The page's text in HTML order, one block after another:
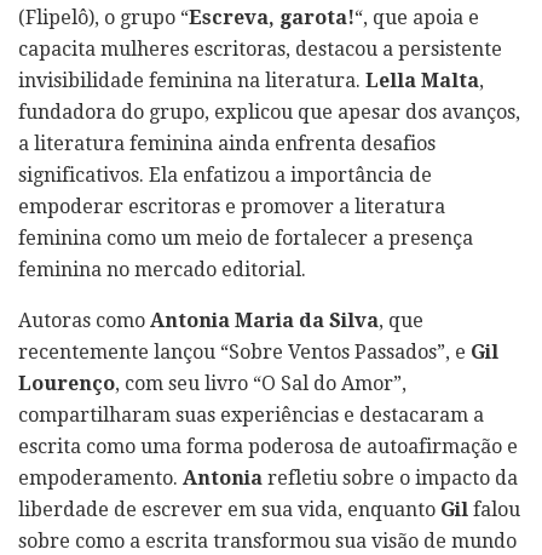
(Flipelô), o grupo “Escreva, garota!“, que apoia e
capacita mulheres escritoras, destacou a persistente
invisibilidade feminina na literatura. Lella Malta,
fundadora do grupo, explicou que apesar dos avanços,
a literatura feminina ainda enfrenta desafios
significativos. Ela enfatizou a importância de
empoderar escritoras e promover a literatura
feminina como um meio de fortalecer a presença
feminina no mercado editorial.
Autoras como Antonia Maria da Silva, que
recentemente lançou “Sobre Ventos Passados”, e Gil
Lourenço, com seu livro “O Sal do Amor”,
compartilharam suas experiências e destacaram a
escrita como uma forma poderosa de autoafirmação e
empoderamento. Antonia refletiu sobre o impacto da
liberdade de escrever em sua vida, enquanto Gil falou
sobre como a escrita transformou sua visão de mundo